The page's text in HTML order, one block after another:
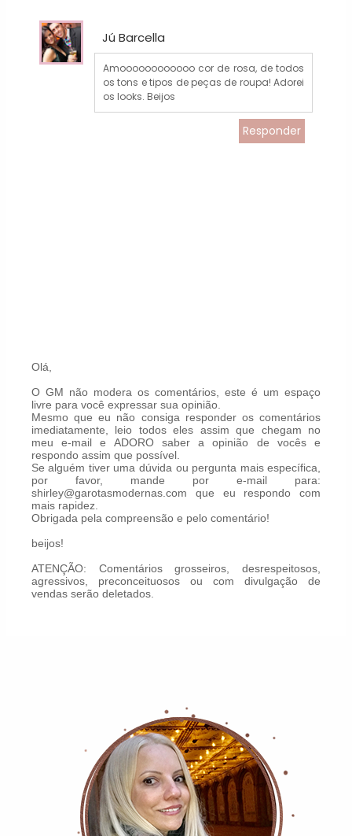
Jú Barcella
Amoooooooooooo cor de rosa, de todos
os tons e tipos de peças de roupa! Adorei
os looks. Beijos
Responder
Olá,
O GM não modera os comentários, este é um espaço
livre para você expressar sua opinião.
Mesmo que eu não consiga responder os comentários
imediatamente, leio todos eles assim que chegam no
meu e-mail e ADORO saber a opinião de vocês e
respondo assim que possível.
Se alguém tiver uma dúvida ou pergunta mais específica,
por favor, mande por e-mail para:
shirley@garotasmodernas.com que eu respondo com
mais rapidez.
Obrigada pela compreensão e pelo comentário!
beijos!
ATENÇÃO: Comentários grosseiros, desrespeitosos,
agressivos, preconceituosos ou com divulgação de
vendas serão deletados.